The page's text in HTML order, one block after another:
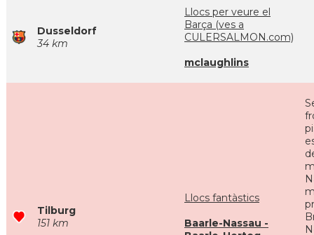
Dusseldorf
34 km
Llocs per veure el
Barça (ves a
CULERSALMON.com)
mclaughlins
Tilburg
151 km
Llocs fantàstics
Baarle-Nassau -